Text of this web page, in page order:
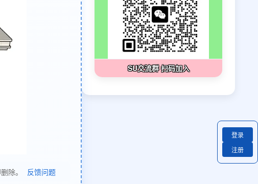
除。 反馈问题
SU交流群 扫码加入
登录
注册